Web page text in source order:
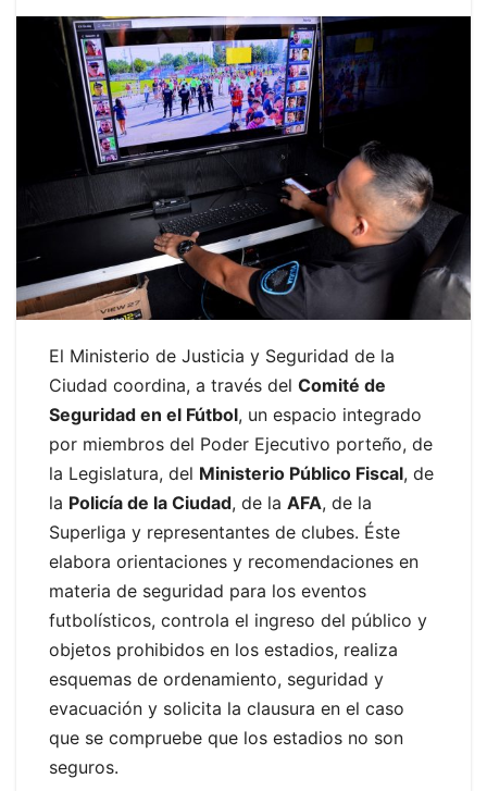
El Ministerio de Justicia y Seguridad de la
Ciudad coordina, a través del Comité de
Seguridad en el Fútbol, un espacio integrado
por miembros del Poder Ejecutivo porteño, de
la Legislatura, del Ministerio Público Fiscal, de
la Policía de la Ciudad, de la AFA, de la
Superliga y representantes de clubes. Éste
elabora orientaciones y recomendaciones en
materia de seguridad para los eventos
futbolísticos, controla el ingreso del público y
objetos prohibidos en los estadios, realiza
esquemas de ordenamiento, seguridad y
evacuación y solicita la clausura en el caso
que se compruebe que los estadios no son
seguros.